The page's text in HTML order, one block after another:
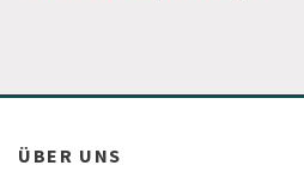
ÜBER UNS